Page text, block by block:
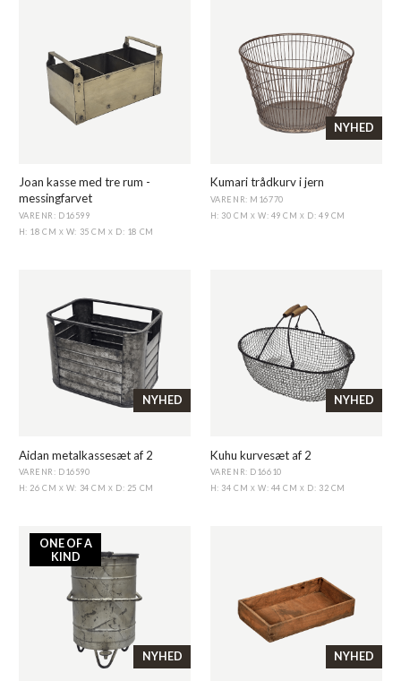
Joan kasse med tre rum -
messingfarvet
VARENR: D16599
H: 18 CM X W: 35 CM X D: 18 CM
NYHED
Kumari trådkurv i jern
VARENR: M16770
H: 30 CM X W: 49 CMX D: 49 CM
NYHED
Aidan metalkassesæt af 2
VARENR: D16590
H: 26 CM X W: 34 CM X D: 25 CM
NYHED
Kuhu kurvesæt af 2
VARENR: D16610
H: 34 CM X W: 44 CMX D: 32 CM
NYHED
ONE OF A
KIND
NYHED